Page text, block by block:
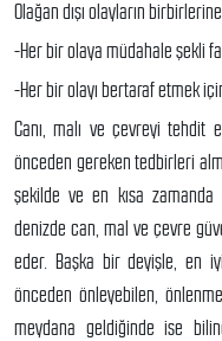
Olağan dışı olayların
-Her bir olaya müdahale şekli
-Her bir olayı bertaraf etmek
Canı, malı ve çevreyi tehdit
önceden gereken tedbirleri
şekilde ve en kısa
denizde can, mal ve çevre
eder. Başka bir deyişle, en
önceden önleyebilen,
meydana geldiğinde ise